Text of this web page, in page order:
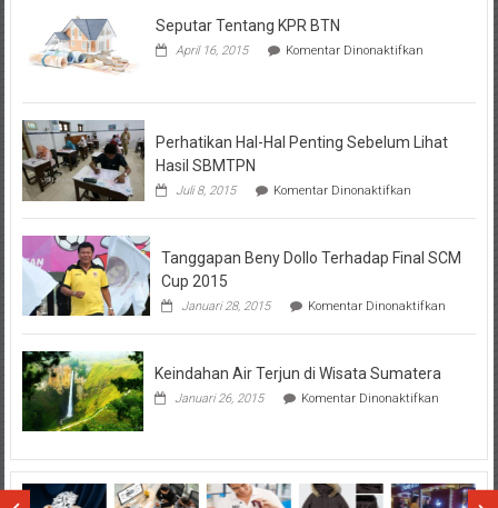
Seputar Tentang KPR BTN
April 16, 2015 Komentar Dinonaktifkanpada
Perhatikan Hal-Hal Penting Sebelum Lihat
Hasil SBMTPN
Juli 8, 2015 Komentar Dinonaktifkanpada
Hal-
Penting
Hasil
Tanggapan Beny Dollo Terhadap Final SCM
Cup 2015
Januari 28, 2015 Komentar Dinonaktifkanpada
Beny
Keindahan Air Terjun di Wisata Sumatera
Januari 26, 2015 Komentar Dinonaktifkanpada
di
Wisata
Sumatera